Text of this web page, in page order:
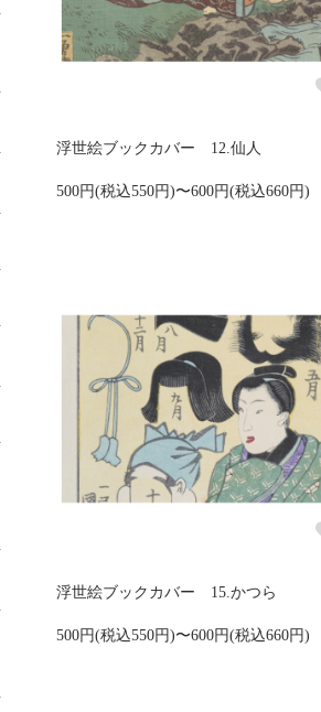
浮世絵ブックカバー 12.仙人
500円(税込550円)〜600円(税込660円)
浮世絵ブックカバー 15.かつら
500円(税込550円)〜600円(税込660円)